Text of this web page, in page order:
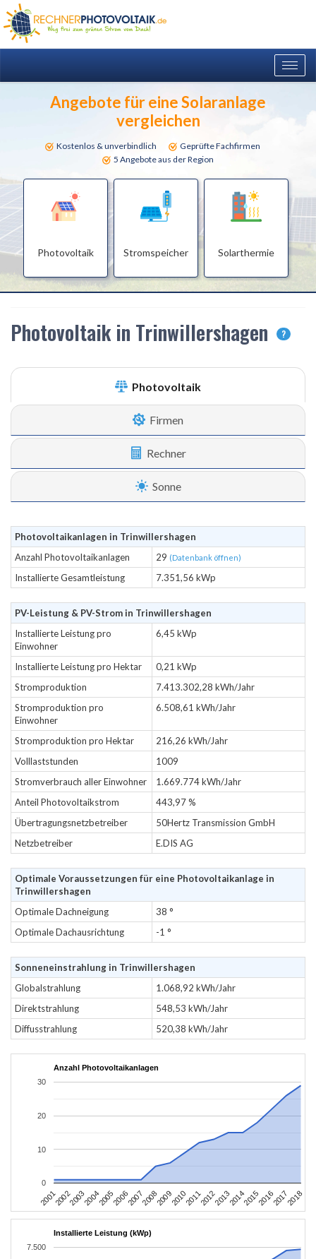
Angebote für eine Solaranlage
vergleichen
Kostenlos & unverbindlich
Geprüfte Fachfirmen
5 Angebote aus der Region
Photovoltaik Stromspeicher Solarthermie
Photovoltaik in Trinwillershagen ?
Photovoltaik
Firmen
Rechner
Sonne
Photovoltaikanlagen in Trinwillershagen
Anzahl Photovoltaikanlagen
29 (Datenbank öffnen)
Installierte Gesamtleistung 7.351,56 kWp
PV-Leistung & PV-Strom in Trinwillershagen
Installierte Leistung pro
Einwohner
6,45 kWp
Installierte Leistung pro Hektar
0,21 kWp
Stromproduktion
7.413.302,28 kWh/Jahr
Stromproduktion pro
Einwohner
6.508,61 kWh/Jahr
Stromproduktion pro Hektar
216,26 kWh/Jahr
Volllaststunden
1009
Stromverbrauch aller Einwohner
1.669.774 kWh/Jahr
Anteil Photovoltaikstrom
443,97 %
Übertragungsnetzbetreiber
50Hertz Transmission GmbH
Netzbetreiber
E.DIS AG
Optimale Voraussetzungen für eine Photovoltaikanlage in
Trinwillershagen
Optimale Dachneigung
38 °
Optimale Dachausrichtung
-1 °
Sonneneinstrahlung in Trinwillershagen
Globalstrahlung
1.068,92 kWh/Jahr
Direktstrahlung
548,53 kWh/Jahr
Diffusstrahlung
520,38 kWh/Jahr
Anzahl Photovoltaikanlagen
200120022003200420052006200720082009201020112012201320142015201620172018
0
10
20
30
Installierte Leistung (kWp)
7.500